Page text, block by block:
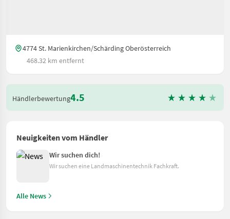
4774 St. Marienkirchen/Schärding Oberösterreich
468.32 km entfernt
Händlerbewertung4.5
Neuigkeiten vom Händler
Wir suchen dich!
Wir suchen eine Landmaschinentechnik Fachkraft.
Alle News